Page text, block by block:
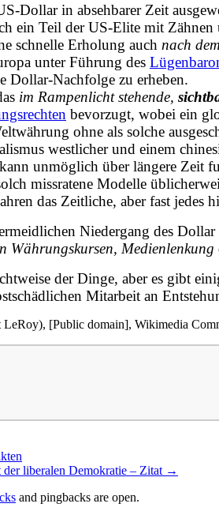
Dollar in absehbarer Zeit
ein Teil der US-Elite mit
schnelle Erholung auch nach
unter Führung des
Dollar-Nachfolge zu erheben.
im Rampenlicht stehende,
bevorzugt, wobei ein
ohne als solche
westlicher und einem
unmöglich über längere Zeit
missratene Modelle
das Zeitliche, aber fast jedes
Niedergang des
Währungskursen, Medienlenkung
der Dinge, aber es gibt
Mitarbeit an
[Public domain], Wikimedia
liberalen Demokratie – Zitat →
and pingbacks are open.